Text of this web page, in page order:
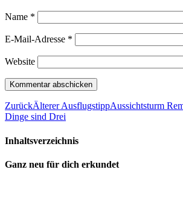
Name *
E-Mail-Adresse *
Website
ZurückÄlterer AusflugstippAussichtsturm
Dinge sind Drei
Inhaltsverzeichnis
Ganz neu für dich erkundet